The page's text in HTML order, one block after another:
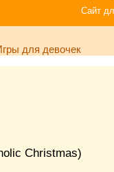
Сайт
для девочек
Christmas)